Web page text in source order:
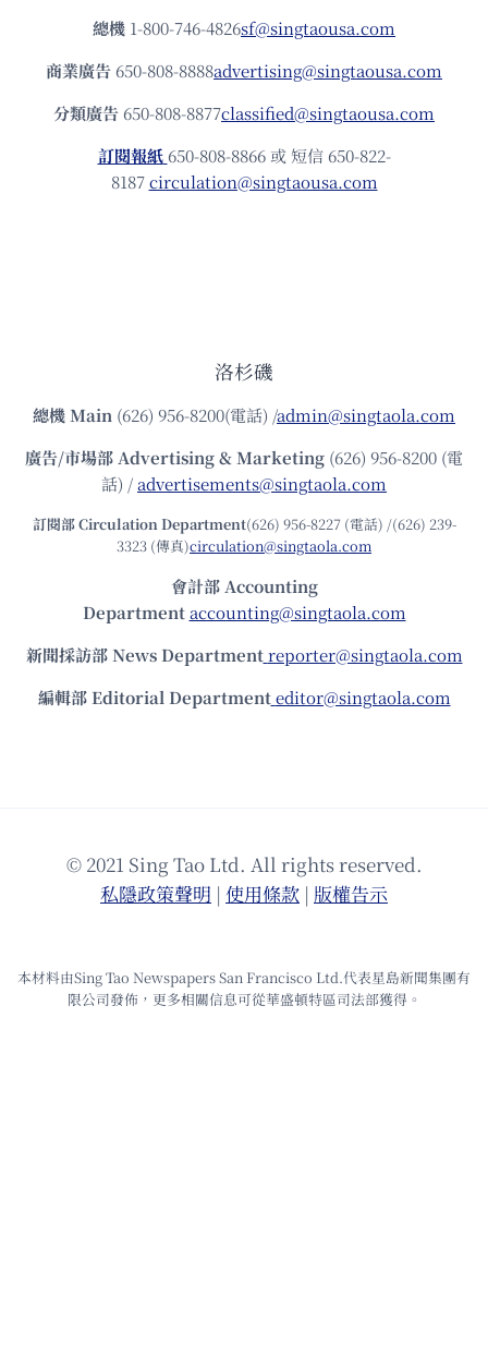
總機 1-800-746-4826sf@singtaousa.com
商業廣告 650-808-8888advertising@singtaousa.com
分類廣告 650-808-8877classified@singtaousa.com
訂閱報紙 650-808-8866 或 短信 650-822-
8187circulation@singtaousa.com
洛杉磯
總機Main (626) 956-8200(電話) /admin@singtaola.com
廣告/市場部Advertising & Marketing (626) 956-8200 (電
話) /advertisements@singtaola.com
訂閱部 Circulation Department(626) 956-8227 (電話) /(626) 239-
3323 (傳真)circulation@singtaola.com
會計部 Accounting
Department accounting@singtaola.com
新聞採訪部 News Department reporter@singtaola.com
編輯部 Editorial Department editor@singtaola.com
© 2021 Sing Tao Ltd. All rights reserved.
私隱政策聲明 | 使⽤條款 | 版權告⽰
本材料由Sing Tao Newspapers San Francisco Ltd.代表星島新聞集團有
限公司發佈，更多相關信息可從華盛頓特區司法部獲得。